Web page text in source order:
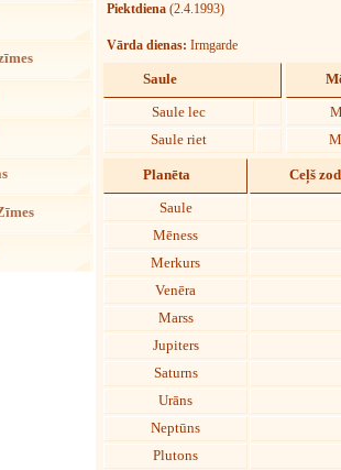
Piektdiena (2.4.1993)
Vārda dienas: Irmgarde
Saule
Saule lec
Saule riet
Planēta Ceļš
Saule
Mēness
Merkurs
Venēra
Marss
Jupiters
Saturns
Urāns
Neptūns
Plutons